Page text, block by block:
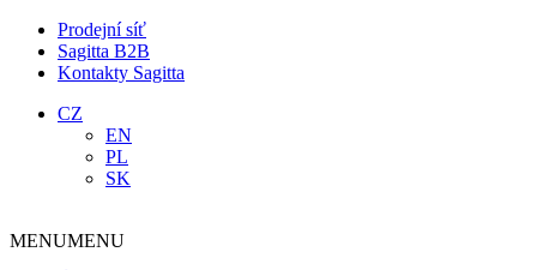
Prodejní síť
Sagitta B2B
Kontakty Sagitta
CZ
EN
PL
SK
MENUMENU